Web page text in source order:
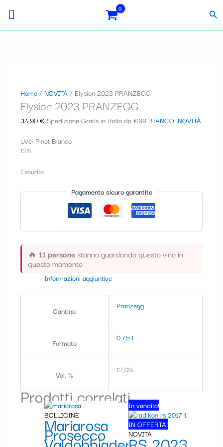
contenuto
Home/NOVITÀ/ Elysion 2023 PRANZEGG
Elysion 2023 PRANZEGG
34,90€ Spedizione Gratis in Italia da €99 BIANCO, NOVITÀ
Uve: Pinot Bianco
12%
Esaurito
Pagamento sicuro garantito
🔥 11 personestanno guardando questo vino in
questo momento
Informazioni aggiuntive
Cantina Pranzegg
Formato 0,75 L
Vol. % 12,0%
Prodotti correlati
BOLLICINE
Mariarosa
Prosecco
In vendita!
IN OFFERTA!
NOVITÀ
Il
prezzo
originale
era:
42,90 €.
prezzo
39,90 €.